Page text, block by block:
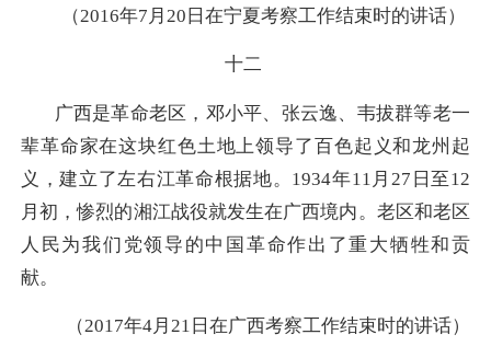
（2016年7月20日在宁夏考察工作结束时的讲话）
十二
广西是革命老区，邓小平、张云逸、韦拔群等老一
辈革命家在这块红色土地上领导了百色起义和龙州起
义，建立了左右江革命根据地。1934年11月27日至12
月初，惨烈的湘江战役就发生在广西境内。老区和老区
人民为我们党领导的中国革命作出了重大牺牲和贡
献。
（2017年4月21日在广西考察工作结束时的讲话）